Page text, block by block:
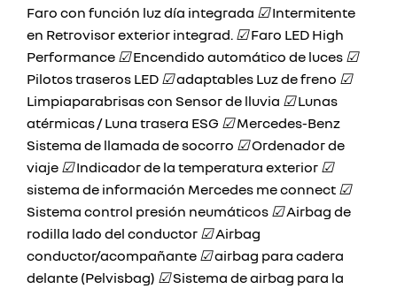
Faro con función luz día integrada ☑Intermitente
en Retrovisor exterior integrad. ☑Faro LED High
Performance ☑Encendido automático de luces ☑
Pilotos traseros LED ☑adaptables Luz de freno ☑
Limpiaparabrisas con Sensor de lluvia ☑Lunas
atérmicas / Luna trasera ESG ☑Mercedes-Benz
Sistema de llamada de socorro ☑Ordenador de
viaje ☑Indicador de la temperatura exterior ☑
sistema de información Mercedes me connect ☑
Sistema control presión neumáticos ☑Airbag de
rodilla lado del conductor ☑Airbag
conductor/acompañante ☑airbag para cadera
delante (Pelvisbag) ☑Sistema de airbag para la